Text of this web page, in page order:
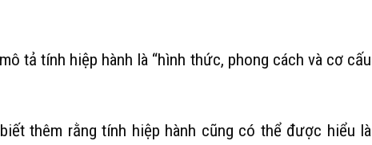
tả tính hiệp hành là “hình thức, phong cách và cơ cấu
thêm rằng tính hiệp hành cũng có thể được hiểu là